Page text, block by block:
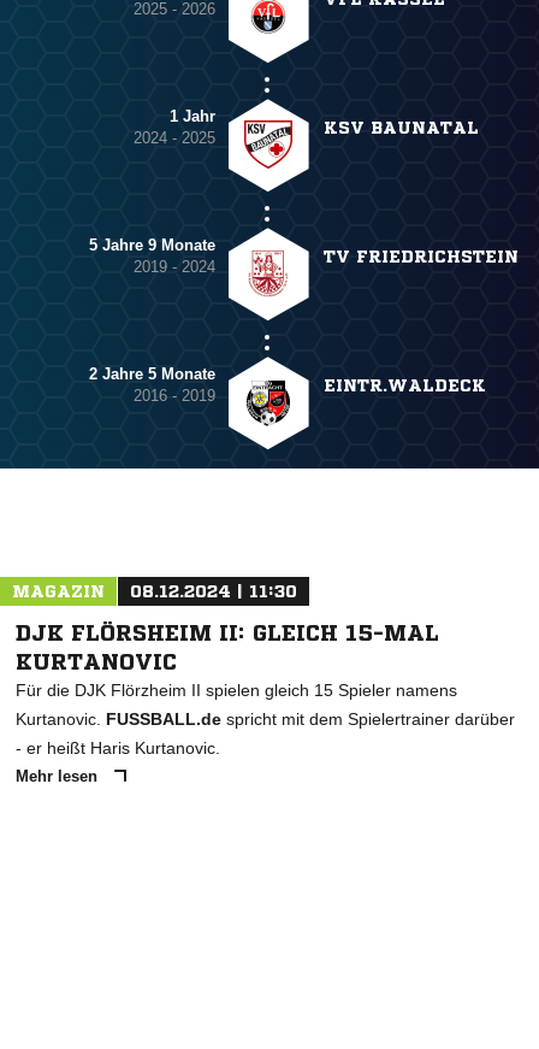
2025 - 2026
1 Jahr
2024 - 2025
KSV BAUNATAL
5 Jahre 9 Monate
2019 - 2024
TV FRIEDRICHSTEIN
2 Jahre 5 Monate
2016 - 2019
EINTR.WALDECK
MAGAZIN 08.12.2024 | 11:30
DJK FLÖRSHEIM II: GLEICH 15-MAL
KURTANOVIC
Für die DJK Flörzheim II spielen gleich 15 Spieler namens
Kurtanovic. FUSSBALL.de spricht mit dem Spielertrainer darüber
- er heißt Haris Kurtanovic.
Mehr lesen